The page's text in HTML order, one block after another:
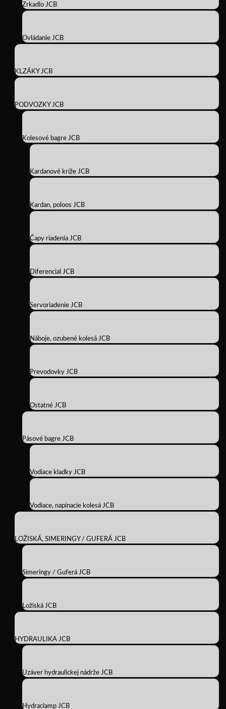
Zrkadlo JCB
Ovládanie JCB
KLZÁKY JCB
PODVOZKY JCB
Kolesové bagre JCB
Kardanové kríže JCB
Kardan, poloos JCB
Čapy riadenia JCB
Diferencial JCB
Servoriadenie JCB
Náboje, ozubené kolesá JCB
Prevodovky JCB
Ostatné JCB
Pásové bagre JCB
Vodiace kladky JCB
Vodiace, napínacie kolesá JCB
LOŽISKÁ, SIMERINGY / GUFERÁ JCB
Simeringy / Guferá JCB
Ložiská JCB
HYDRAULIKA JCB
Uzáver hydraulickej nádrže JCB
Hydraclamp JCB